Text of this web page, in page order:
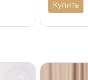
Купить